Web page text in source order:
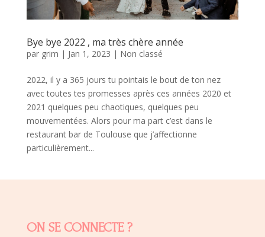
Bye bye 2022 , ma très chère année
par grim | Jan 1, 2023 | Non classé
2022, il y a 365 jours tu pointais le bout de ton nez
avec toutes tes promesses après ces années 2020 et
2021 quelques peu chaotiques, quelques peu
mouvementées. Alors pour ma part c’est dans le
restaurant bar de Toulouse que j’affectionne
particulièrement...
ON SE CONNECTE ?